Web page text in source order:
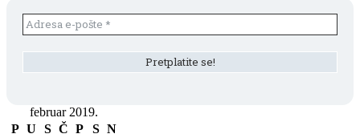
februar 2019.
P U S Č P S N